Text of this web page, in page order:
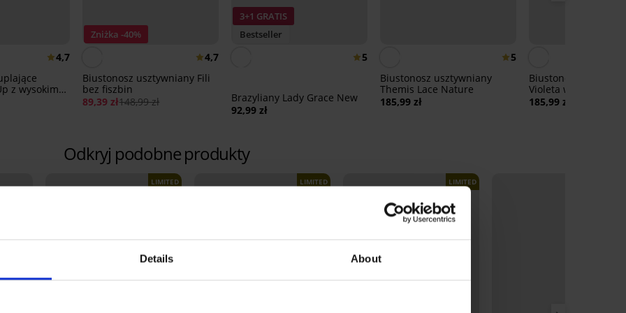
Details About
4,7
z wysokim
Zniżka -40%
4,7
Biustonosz usztywniany Fili
bez fiszbin
89,39 zł148,99 zł
3+1 GRATIS
Bestseller
5
Brazyliany Lady Grace New
92,99 zł
5
Biustonosz usztywniany
Themis Lace Nature
185,99 zł
Biustonosz
Violeta wygładzający
185,99 zł
Odkryj podobne produkty
LIMITED LIMITED LIMITED